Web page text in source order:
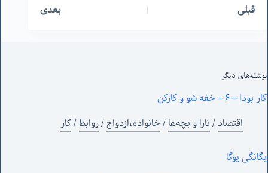
قبلی بعدی
نوشته‌های‌ دیگر
کار بودا – ۶ – خفه شو و کارکن
اقتصاد/تارا و بچه‌ها/خانواده،ازدواج/روابط/کار
یگانگی یوگا